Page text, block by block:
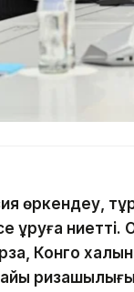
өркендеу,
құруға
Конго